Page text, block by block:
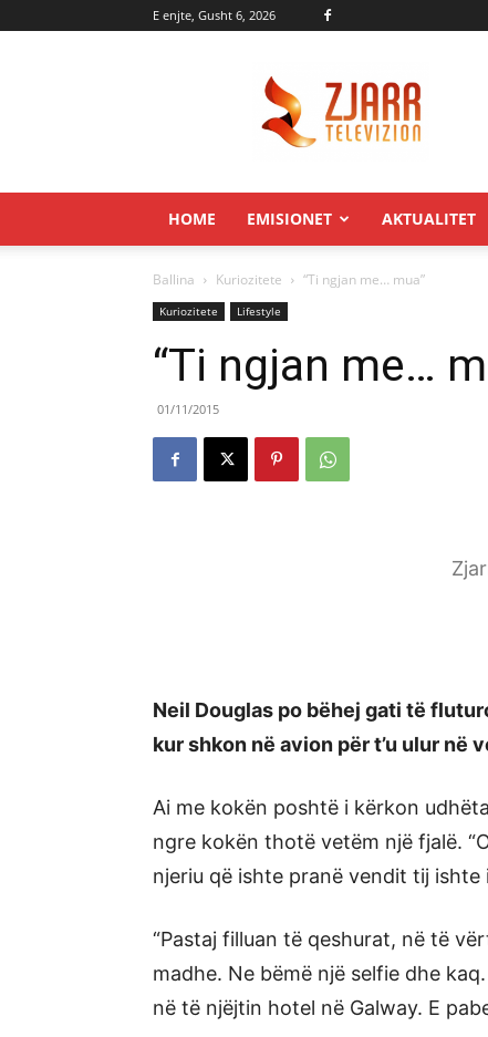
E enjte, Gusht 6, 2026
HOME EMISIONET AKTUALITET
Ballina Kuriozitete “Ti ngjan me… mua”
Kuriozitete Lifestyle
“Ti ngjan me…
01/11/2015
Neil Douglas po bëhej gati të
kur shkon në avion për t’u ulur në
Ai me kokën poshtë i kërkon
ngre kokën thotë vetëm një fjalë.
njeriu që ishte pranë vendit tij ishte
“Pastaj filluan të qeshurat, në të
madhe. Ne bëmë një selfie dhe
në të njëjtin hotel në Galway. E